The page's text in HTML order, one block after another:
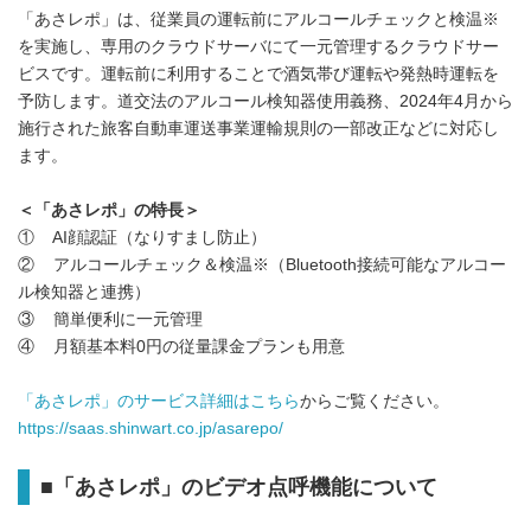
「あさレポ」は、従業員の運転前にアルコールチェックと検温※
を実施し、専用のクラウドサーバにて一元管理するクラウドサー
ビスです。運転前に利用することで酒気帯び運転や発熱時運転を
予防します。道交法のアルコール検知器使用義務、2024年4月から
施行された旅客自動車運送事業運輸規則の一部改正などに対応し
ます。
＜「あさレポ」の特長＞
① AI顔認証（なりすまし防止）
② アルコールチェック＆検温※（Bluetooth接続可能なアルコー
ル検知器と連携）
③ 簡単便利に一元管理
④ 月額基本料0円の従量課金プランも用意
「あさレポ」のサービス詳細はこちらからご覧ください。
https://saas.shinwart.co.jp/asarepo/
■「あさレポ」のビデオ点呼機能について